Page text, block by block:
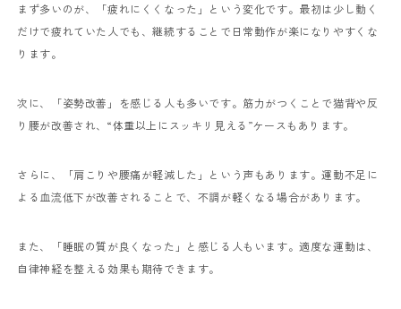
まず多いのが、「疲れにくくなった」という変化です。最初は少し動く
だけで疲れていた人でも、継続することで日常動作が楽になりやすくな
ります。
次に、「姿勢改善」を感じる人も多いです。筋力がつくことで猫背や反
り腰が改善され、“体重以上にスッキリ見える”ケースもあります。
さらに、「肩こりや腰痛が軽減した」という声もあります。運動不足に
よる血流低下が改善されることで、不調が軽くなる場合があります。
また、「睡眠の質が良くなった」と感じる人もいます。適度な運動は、
自律神経を整える効果も期待できます。